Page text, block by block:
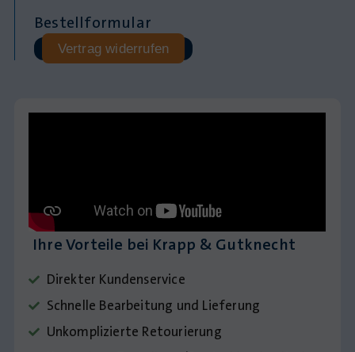
Bestellformular
Vertrag widerrufen
Ihre Vorteile bei Krapp & Gutknecht
Direkter Kundenservice
Schnelle Bearbeitung und Lieferung
Unkomplizierte Retourierung